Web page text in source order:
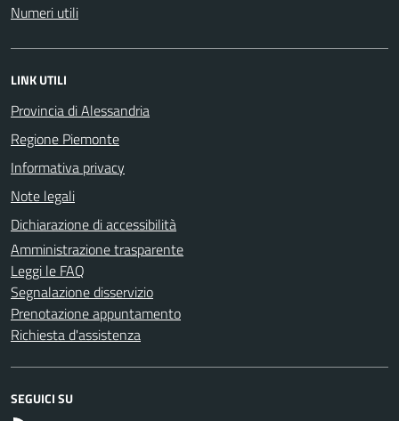
Numeri utili
LINK UTILI
Provincia di Alessandria
Regione Piemonte
Informativa privacy
Note legali
Dichiarazione di accessibilità
Amministrazione trasparente
Leggi le FAQ
Segnalazione disservizio
Prenotazione appuntamento
Richiesta d'assistenza
SEGUICI SU